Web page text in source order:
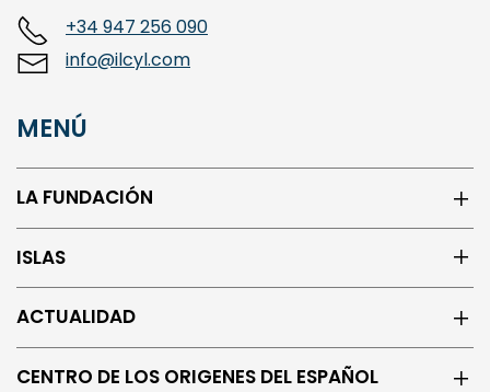
+34 947 256 090
info@ilcyl.com
MENÚ
LA FUNDACIÓN
ISLAS
ACTUALIDAD
CENTRO DE LOS ORIGENES DEL ESPAÑOL